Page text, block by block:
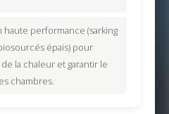
haute performance (sarking
épais) pour
la chaleur et garantir le
chambres.